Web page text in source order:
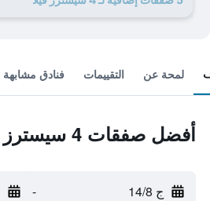
لمحة عن التقييمات فنادق مشابهة
أفضل صفقات 4 سيسترز فيلا
ج 14/8 -